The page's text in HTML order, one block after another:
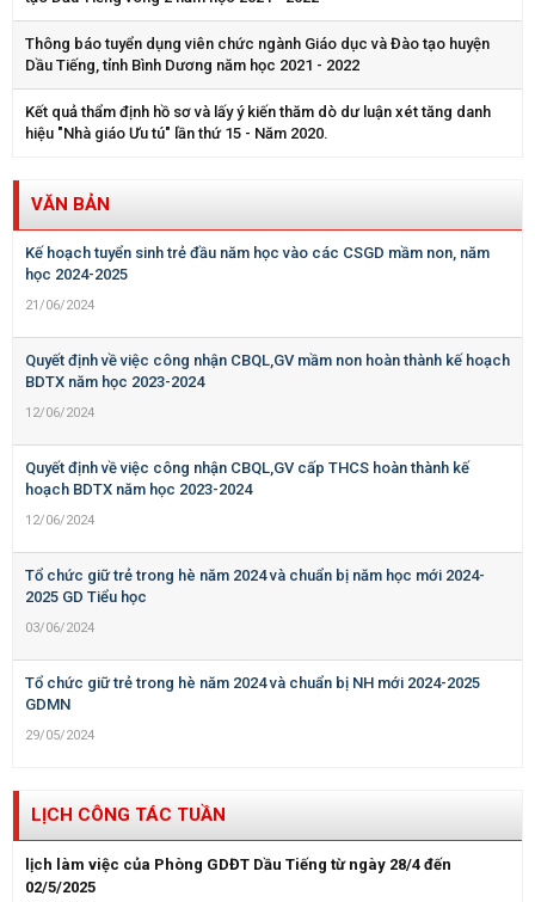
Thông báo tuyển dụng viên chức ngành Giáo dục và Đào tạo huyện
Dầu Tiếng, tỉnh Bình Dương năm học 2021 - 2022
Kết quả thẩm định hồ sơ và lấy ý kiến thăm dò dư luận xét tăng danh
hiệu "Nhà giáo Ưu tú" lần thứ 15 - Năm 2020.
VĂN BẢN
Kế hoạch tuyển sinh trẻ đầu năm học vào các CSGD mầm non, năm
học 2024-2025
21/06/2024
Quyết định về việc công nhận CBQL,GV mầm non hoàn thành kế hoạch
BDTX năm học 2023-2024
12/06/2024
Quyết định về việc công nhận CBQL,GV cấp THCS hoàn thành kế
hoạch BDTX năm học 2023-2024
12/06/2024
Tổ chức giữ trẻ trong hè năm 2024 và chuẩn bị năm học mới 2024-
2025 GD Tiểu học
03/06/2024
Tổ chức giữ trẻ trong hè năm 2024 và chuẩn bị NH mới 2024-2025
GDMN
29/05/2024
LỊCH CÔNG TÁC TUẦN
lịch làm việc của Phòng GDĐT Dầu Tiếng từ ngày 28/4 đến
02/5/2025